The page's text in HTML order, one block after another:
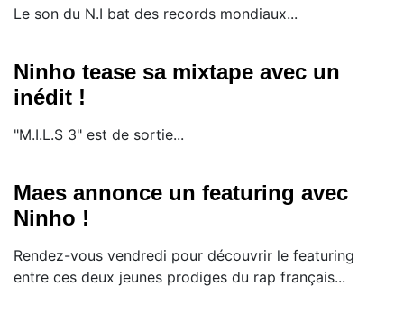
Le son du N.I bat des records mondiaux...
Ninho tease sa mixtape avec un
inédit !
"M.I.L.S 3" est de sortie...
Maes annonce un featuring avec
Ninho !
Rendez-vous vendredi pour découvrir le featuring
entre ces deux jeunes prodiges du rap français...